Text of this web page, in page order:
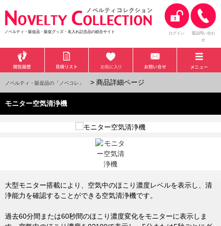
ノベルティ・販促品・販促グッズ・名入れ記念品の総合サイト ログイン
電話問い合わ
せ
ノベルティ・販促品の「ノベコレ」 > 商品詳細ページ
モニター空気清浄機
大型モニター搭載により、空気中のほこり濃度レベルを表示し、清
浄能力を確認することができる空気清浄機です。
過去60分間または60秒間のほこり濃度変化をモニターに表示しま